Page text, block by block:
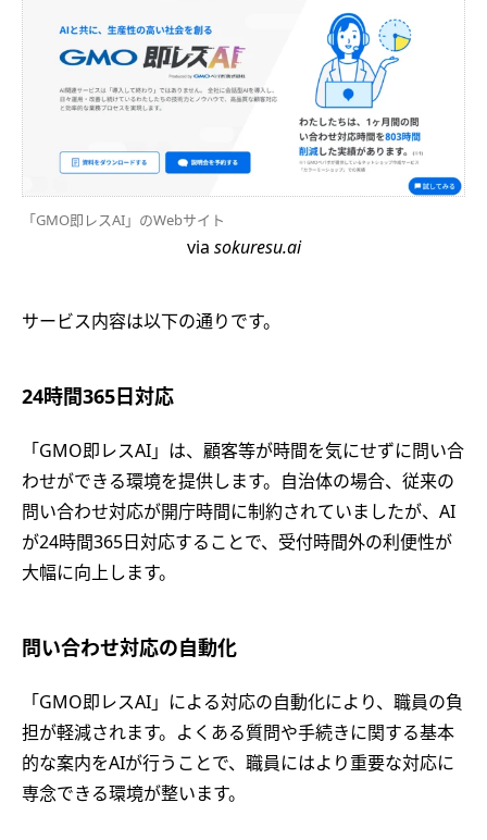
「GMO即レスAI」のWebサイト
via sokuresu.ai
サービス内容は以下の通りです。
24時間365日対応
「GMO即レスAI」は、顧客等が時間を気にせずに問い合
わせができる環境を提供します。自治体の場合、従来の
問い合わせ対応が開庁時間に制約されていましたが、AI
が24時間365日対応することで、受付時間外の利便性が
大幅に向上します。
問い合わせ対応の自動化
「GMO即レスAI」による対応の自動化により、職員の負
担が軽減されます。よくある質問や手続きに関する基本
的な案内をAIが行うことで、職員にはより重要な対応に
専念できる環境が整います。